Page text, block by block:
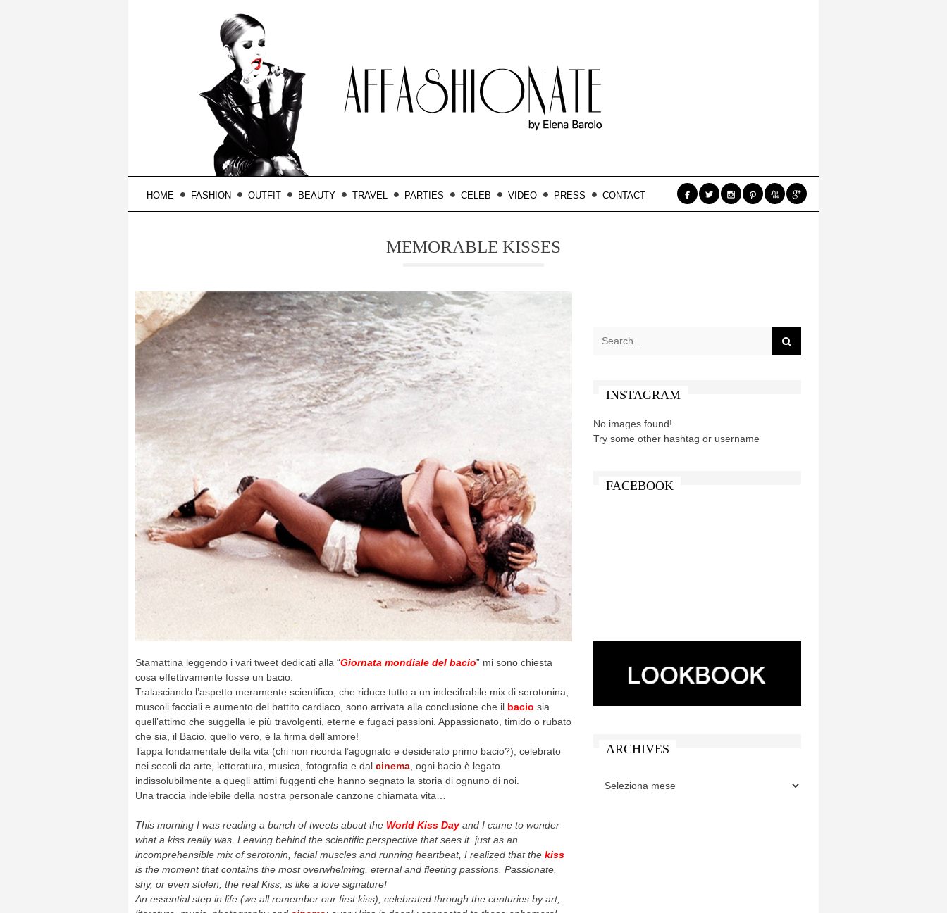
HOME FASHION OUTFIT BEAUTY TRAVEL PARTIES CELEB VIDEO PRESS CONTACT      
MEMORABLE KISSES
Stamattina leggendo i vari tweet dedicati alla “Giornata mondiale del bacio” mi sono chiesta
cosa effettivamente fosse un bacio.
Tralasciando l’aspetto meramente scientifico, che riduce tutto a un indecifrabile mix di serotonina,
muscoli facciali e aumento del battito cardiaco, sono arrivata alla conclusione che il bacio sia
quell’attimo che suggella le più travolgenti, eterne e fugaci passioni. Appassionato, timido o rubato
che sia, il Bacio, quello vero, è la firma dell’amore!
Tappa fondamentale della vita (chi non ricorda l’agognato e desiderato primo bacio?), celebrato
nei secoli da arte, letteratura, musica, fotografia e dal cinema , ogni bacio è legato
indissolubilmente a quegli attimi fuggenti che hanno segnato la storia di ognuno di noi.
Una traccia indelebile della nostra personale canzone chiamata vita…
This morning I was reading a bunch of tweets about the World Kiss Dayand I came to wonder
what a kiss really was. Leaving behind the scientific perspective that sees it just as an
incomprehensible mix of serotonin, facial muscles and running heartbeat, I realized that the kiss
is the moment that contains the most overwhelming, eternal and fleeting passions. Passionate,
shy, or even stolen, the real Kiss, is like a love signature!
An essential step in life (we all remember our first kiss), celebrated through the centuries by art,
INSTAGRAM
No images found!
Try some other hashtag or username
FACEBOOK
ARCHIVES